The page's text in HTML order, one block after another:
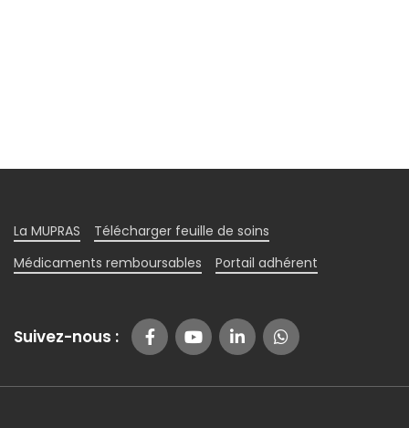
La MUPRAS
Télécharger feuille de soins
Médicaments remboursables
Portail adhérent
Suivez-nous :